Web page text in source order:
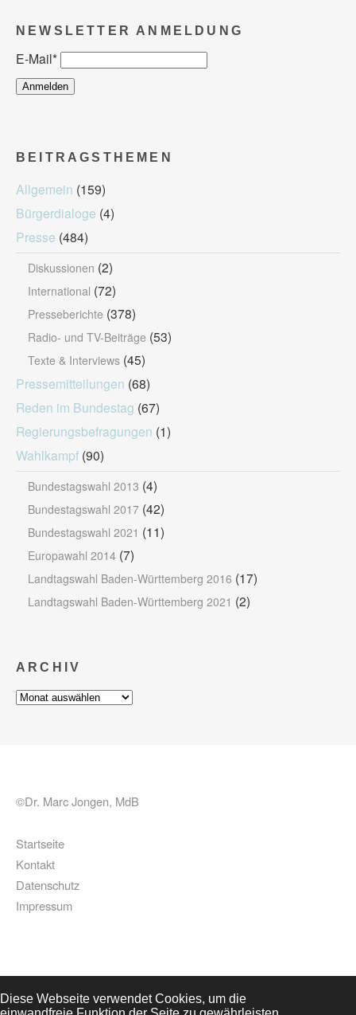
NEWSLETTER ANMELDUNG
E-Mail*
BEITRAGSTHEMEN
Allgemein (159)
Bürgerdialoge (4)
Presse (484)
Diskussionen (2)
International (72)
Presseberichte (378)
Radio- und TV-Beiträge (53)
Texte & Interviews (45)
Pressemitteilungen (68)
Reden im Bundestag (67)
Regierungsbefragungen (1)
Wahlkampf (90)
Bundestagswahl 2013 (4)
Bundestagswahl 2017 (42)
Bundestagswahl 2021 (11)
Europawahl 2014 (7)
Landtagswahl Baden-Württemberg 2016 (17)
Landtagswahl Baden-Württemberg 2021 (2)
ARCHIV
Archiv
©Dr. Marc Jongen, MdB
Startseite
Kontakt
Datenschutz
Impressum
Diese Webseite verwendet Cookies, um die